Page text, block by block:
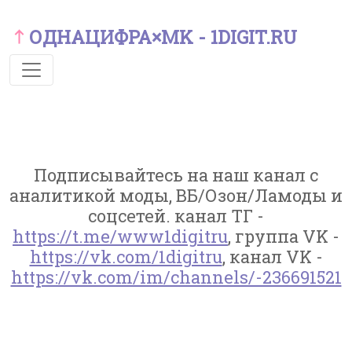
ОДНАЦИФРА×MK - 1DIGIT.RU
Подписывайтесь на наш канал с
аналитикой моды, ВБ/Озон/Ламоды и
соцсетей. канал ТГ -
https://t.me/www1digitru, группа VK -
https://vk.com/1digitru, канал VK -
https://vk.com/im/channels/-236691521